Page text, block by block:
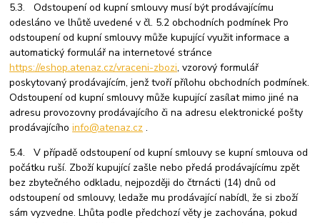
5.3. Odstoupení od kupní smlouvy musí být prodávajícímu
odesláno ve lhůtě uvedené v čl. 5.2 obchodních podmínek Pro
odstoupení od kupní smlouvy může kupující využit informace a
automatický formulář na internetové stránce
https://eshop.atenaz.cz/vraceni-zbozi, vzorový formulář
poskytovaný prodávajícím, jenž tvoří přílohu obchodních podmínek.
Odstoupení od kupní smlouvy může kupující zasílat mimo jiné na
adresu provozovny prodávajícího či na adresu elektronické pošty
prodávajícíhoinfo@atenaz.cz .
5.4. V případě odstoupení od kupní smlouvy se kupní smlouva od
počátku ruší. Zboží kupující zašle nebo předá prodávajícímu zpět
bez zbytečného odkladu, nejpozději do čtrnácti (14) dnů od
odstoupení od smlouvy, ledaže mu prodávající nabídl, že si zboží
sám vyzvedne. Lhůta podle předchozí věty je zachována, pokud